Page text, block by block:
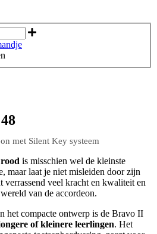
met Silent Key systeem
rood is misschien wel de kleinste
maar laat je niet misleiden door zijn
veel kracht en kwaliteit en
van de accordeon.
het compacte ontwerp is de Bravo II
of kleinere leerlingen. Het